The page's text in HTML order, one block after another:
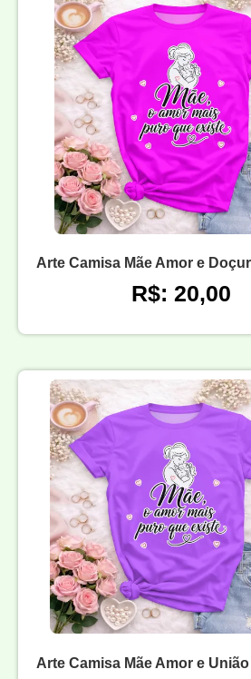
Arte Camisa Mãe Amor e
R$: 20,00
Arte Camisa Mãe Amor e